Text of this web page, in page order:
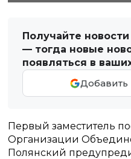
Получайте
— тогда новые
появляться в
Добавить
Первый заместитель
Организации
Полянский